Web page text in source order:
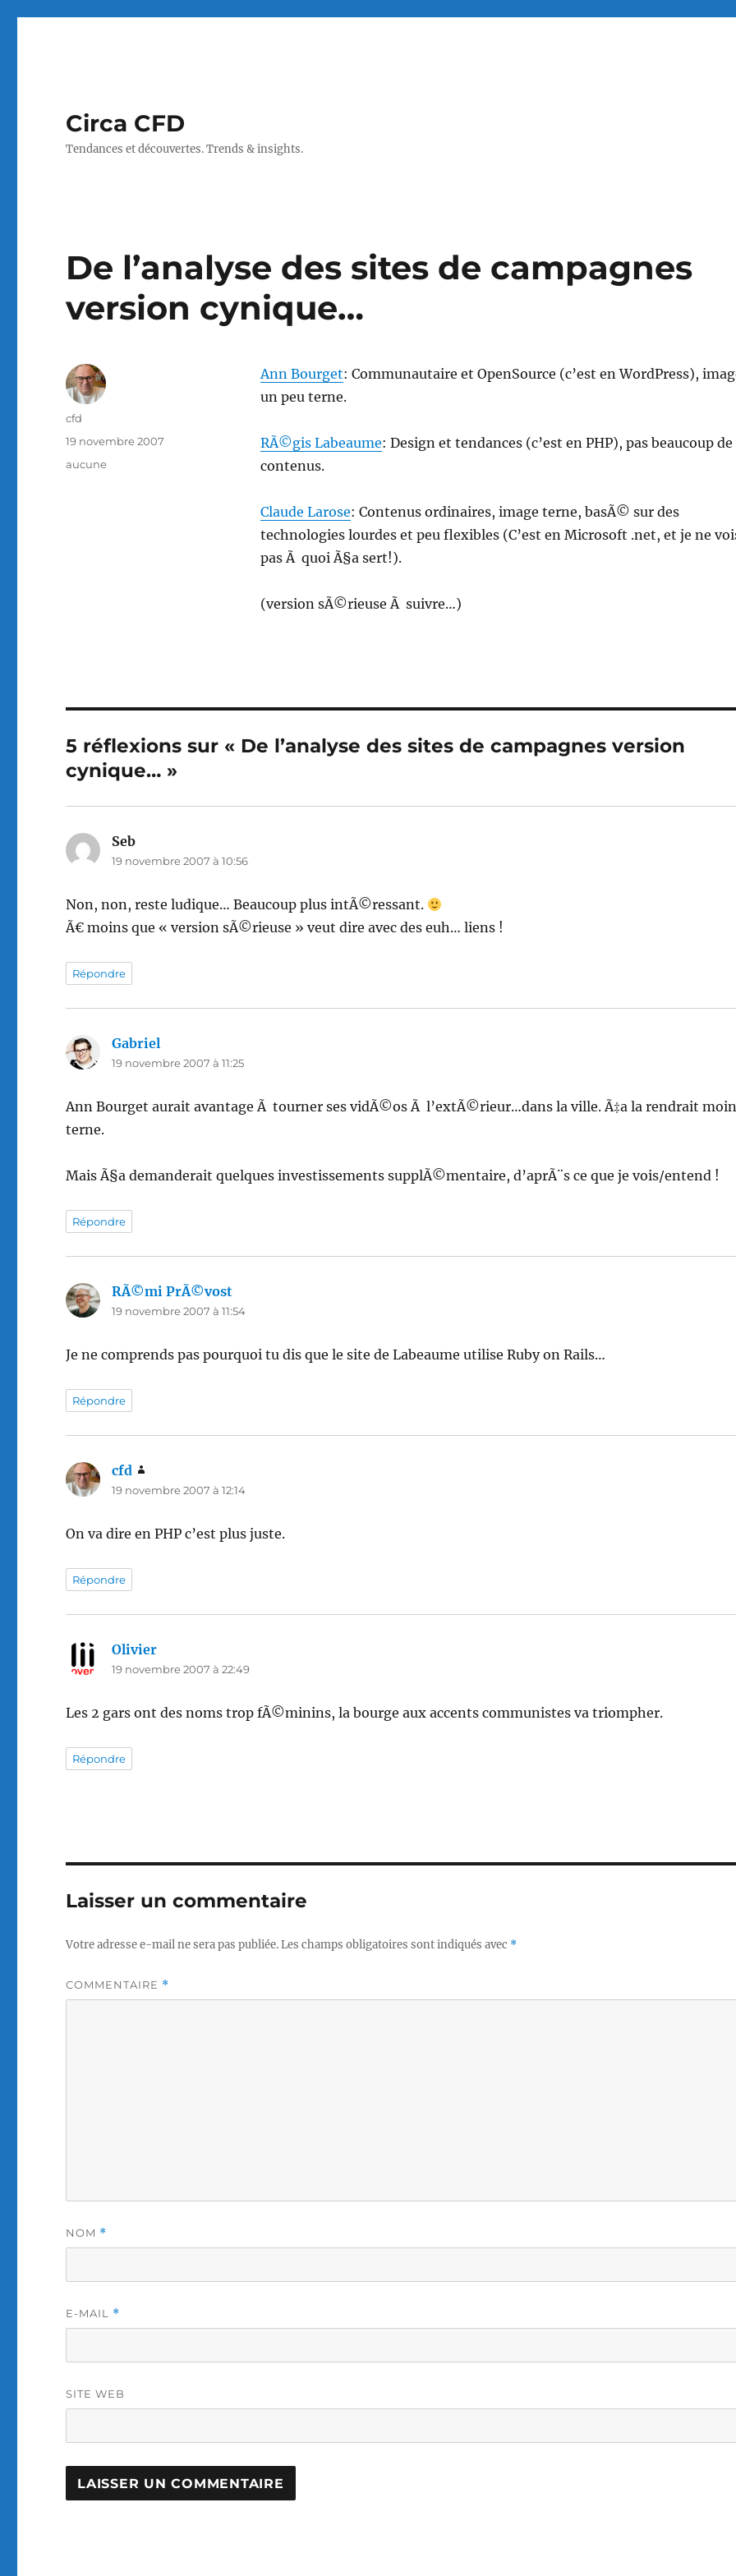
Circa CFD
Tendances et découvertes. Trends & insights.
De l’analyse des sites de campagnes
version cynique…
Ann Bourget: Communautaire et OpenSource (c’est en WordPress),
un peu terne.
RÃ©gis Labeaume: Design et tendances (c’est en PHP), pas beaucoup de
contenus.
Claude Larose: Contenus ordinaires, image terne, basÃ© sur des
technologies lourdes et peu flexibles (C’est en Microsoft .net, et je ne
pas Ã quoi Ã§a sert!).
(version sÃ©rieuse Ã suivre…)
Auteur
cfd
Publié
19 novembre 2007
Catégories
aucune
5 réflexions sur « De l’analyse des sites de campagnes version
cynique… »
Seb
19 novembre 2007 à 10:56
Non, non, reste ludique… Beaucoup plus intÃ©ressant.
Ã€ moins que « version sÃ©rieuse » veut dire avec des euh… liens !
Répondre
Gabriel
19 novembre 2007 à 11:25
Ann Bourget aurait avantage Ã tourner ses vidÃ©os Ã l’extÃ©rieur…dans la ville. Ã‡a la rendrait
terne.
Mais Ã§a demanderait quelques investissements supplÃ©mentaire, d’aprÃ¨s ce que je vois/entend !
Répondre
RÃ©mi PrÃ©vost
19 novembre 2007 à 11:54
Je ne comprends pas pourquoi tu dis que le site de Labeaume utilise Ruby on Rails…
Répondre
cfd
19 novembre 2007 à 12:14
On va dire en PHP c’est plus juste.
Répondre
Olivier
19 novembre 2007 à 22:49
Les 2 gars ont des noms trop fÃ©minins, la bourge aux accents communistes va triompher.
Répondre
Laisser un commentaire
Votre adresse e-mail ne sera pas publiée.Les champs obligatoires sont indiqués avec *
COMMENTAIRE *
NOM *
E-MAIL *
SITE WEB